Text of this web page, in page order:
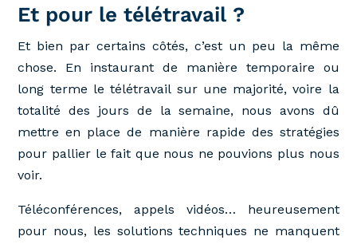
Et pour le télétravail ?
Et bien par certains côtés, c’est un peu la même
chose. En instaurant de manière temporaire ou
long terme le télétravail sur une majorité, voire la
totalité des jours de la semaine, nous avons dû
mettre en place de manière rapide des stratégies
pour pallier le fait que nous ne pouvions plus nous
voir.
Téléconférences, appels vidéos… heureusement
pour nous, les solutions techniques ne manquent